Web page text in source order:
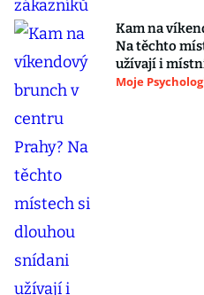
Kam na
Na těchto
užívají i
Moje